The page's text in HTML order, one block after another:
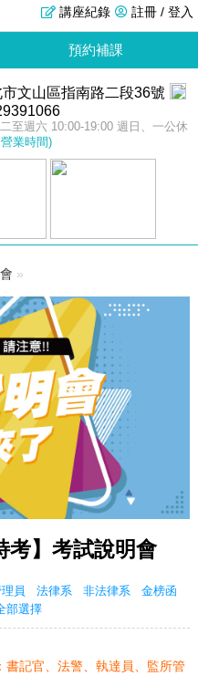
註冊 / 登入
講座紀錄
預約補課
市文山區指南路二段36號
至週六 10:00-19:00 週日、一公休
業時間)
»
考】考試說明會
員 法律系 非法律系
金榜函
部選擇
記官、法警、執達員、監所管